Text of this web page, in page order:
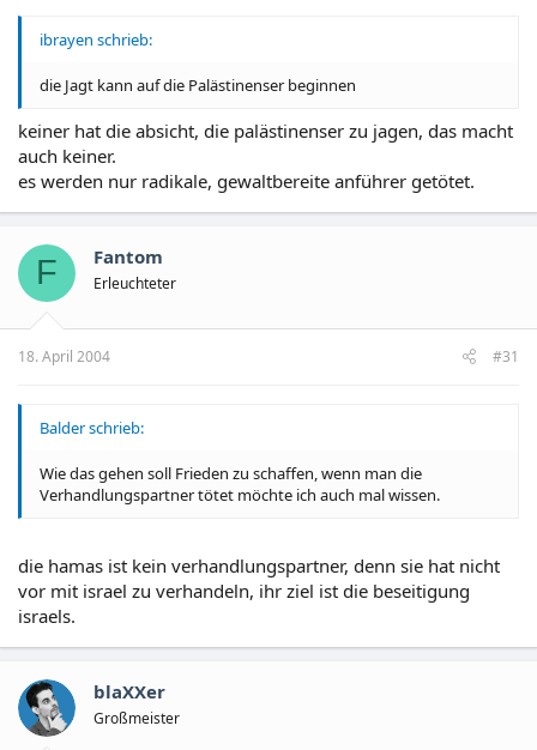
ibrayen schrieb:
die Jagt kann auf die Palästinenser beginnen
keiner hat die absicht, die palästinenser zu jagen, das macht
auch keiner.
es werden nur radikale, gewaltbereite anführer getötet.
F Fantom
Erleuchteter
18. April 2004 #31
Balder schrieb:
Wie das gehen soll Frieden zu schaffen, wenn man die
Verhandlungspartner tötet möchte ich auch mal wissen.
die hamas ist kein verhandlungspartner, denn sie hat nicht
vor mit israel zu verhandeln, ihr ziel ist die beseitigung
israels.
blaXXer
Großmeister